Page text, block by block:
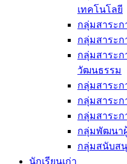
เทคโนโลยี
กลุ่มสาระก
กลุ่มสาระก
กลุ่มสาระก
วัฒนธรรม
กลุ่มสาระก
กลุ่มสาระก
กลุ่มสาระก
กลุ่มพัฒนา
กลุ่มสนับส
นักเรียนเก่า